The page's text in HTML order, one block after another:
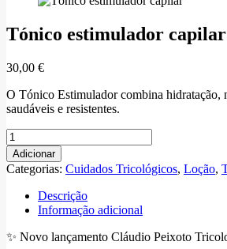
Tónico estimulador capilar
30,00 €
O Tónico Estimulador combina hidratação,
saudáveis e resistentes.
Quantidade
de
Tónico
estimulador
capilar
Adicionar
Categorias: Cuidados Tricológicos, Loção,
Descrição
Informação adicional
✨ Novo lançamento Cláudio Peixoto